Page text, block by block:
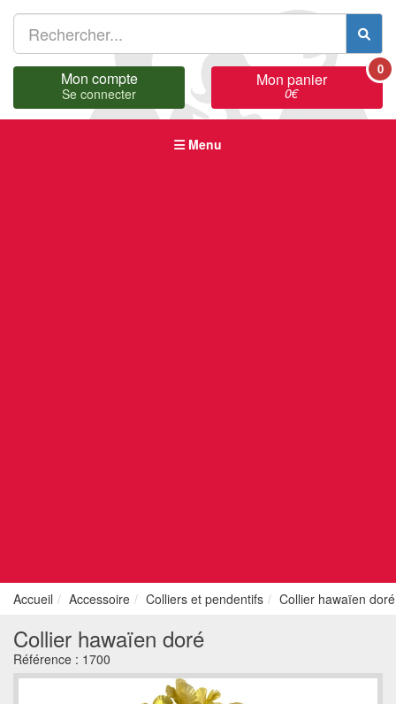
Mon compte
Se connecter
Mon panier
0€
0
Menu
Accueil Accessoire Colliers et pendentifs Collier hawaïen doré
Collier hawaïen doré
Référence : 1700